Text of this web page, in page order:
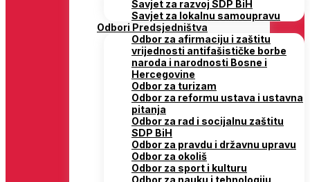
Savjet za razvoj SDP BiH
Savjet za lokalnu samoupravu
Odbori Predsjedništva
Odbor za afirmaciju i zaštitu
vrijednosti antifašističke borbe
naroda i narodnosti Bosne i
Hercegovine
Odbor za turizam
Odbor za reformu ustava i ustavna
pitanja
Odbor za rad i socijalnu zaštitu
SDP BiH
Odbor za pravdu i državnu upravu
Odbor za okoliš
Odbor za sport i kulturu
Odbor za nauku i tehnologiju